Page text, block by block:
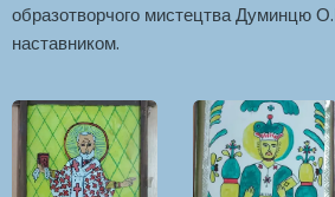
образотворчого мистецтва Думинцю
наставником.